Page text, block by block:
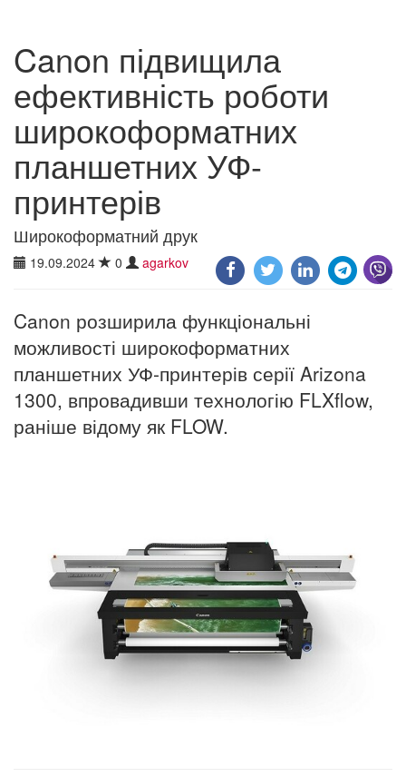
Canon підвищила
ефективність роботи
широкоформатних
планшетних УФ-
принтерів
Широкоформатний друк
19.09.2024 0 agarkov
Canon розширила функціональні
можливості широкоформатних
планшетних УФ-принтерів серії Arizona
1300, впровадивши технологію FLXflow,
раніше відому як FLOW.